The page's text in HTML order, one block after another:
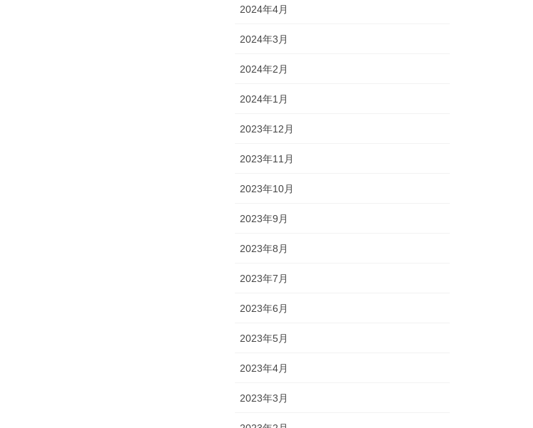
2024年4月
2024年3月
2024年2月
2024年1月
2023年12月
2023年11月
2023年10月
2023年9月
2023年8月
2023年7月
2023年6月
2023年5月
2023年4月
2023年3月